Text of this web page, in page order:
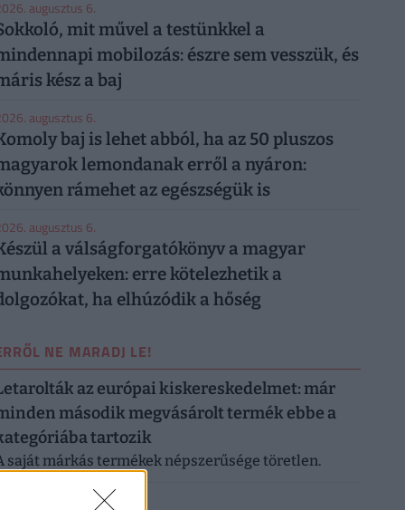
augusztus 6.
mit művel a testünkkel a
mobilozás: észre sem vesszük, és
kész a baj
augusztus 6.
baj is lehet abból, ha az 50 pluszos
lemondanak erről a nyáron:
rámehet az egészségük is
augusztus 6.
a válságforgatókönyv a magyar
erre kötelezhetik a
ha elhúzódik a hőség
NE MARADJ LE!
az európai kiskereskedelmet: már
második megvásárolt termék ebbe a
tartozik
saját márkás termékek népszerűsége töretlen.